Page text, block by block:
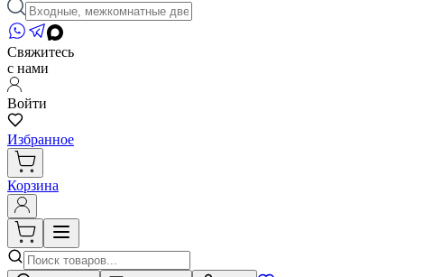
Свяжитесь
с нами
Войти
Избранное
Корзина